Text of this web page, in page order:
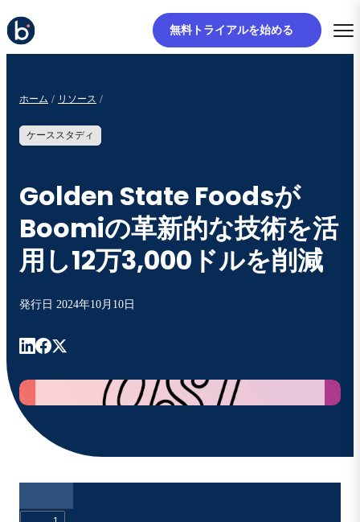
無料トライアルを始める
ホーム リソース
ケーススタディ
Golden State Foodsが
Boomiの革新的な技術を活
用し12万3,000ドルを削減
発行日 2024年10月10日